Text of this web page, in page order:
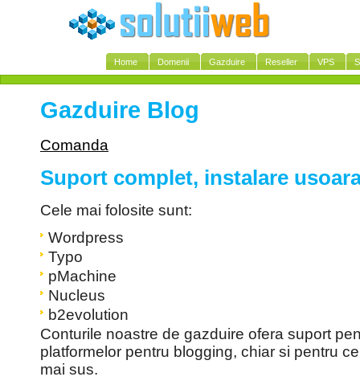
Home Domenii Gazduire Reseller VPS
Gazduire Blog
Comanda
Suport complet, instalare
Cele mai folosite sunt:
Wordpress
Typo
pMachine
Nucleus
b2evolution
Conturile noastre de gazduire ofera suport
platformelor pentru blogging, chiar si pentru
mai sus.